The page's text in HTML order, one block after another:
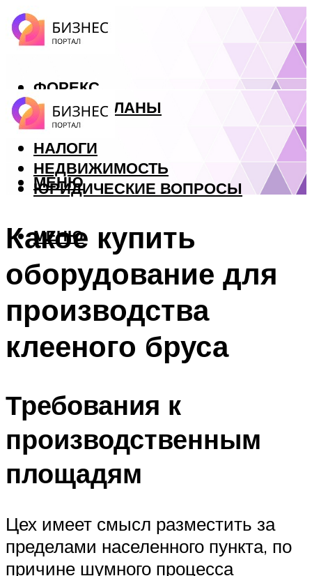
ФОРЕКС
БИЗНЕС ПЛАНЫ
КРЕДИТЫ
НАЛОГИ
НЕДВИЖИМОСТЬ
ЮРИДИЧЕСКИЕ ВОПРОСЫ
МЕНЮ
МЕНЮ
Какое купить
оборудование для
производства
клееного бруса
Требования к
производственным
площадям
Цех имеет смысл разместить за
пределами населенного пункта, по
причине шумного процесса